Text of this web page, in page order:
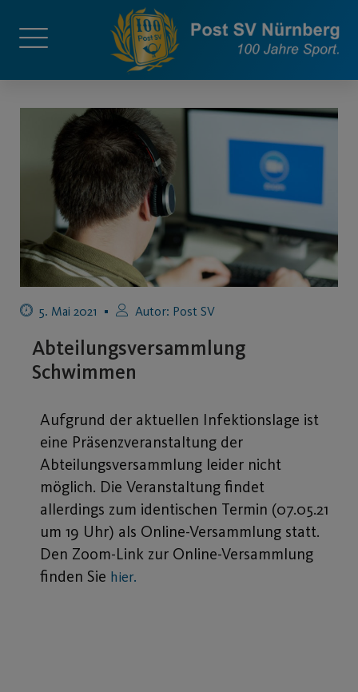
5. Mai 2021 Autor: Post SV
Abteilungsversammlung
Schwimmen
Aufgrund der aktuellen Infektionslage ist
eine Präsenzveranstaltung der
Abteilungsversammlung leider nicht
möglich. Die Veranstaltung findet
allerdings zum identischen Termin (07.05.21
um 19 Uhr) als Online-Versammlung statt.
Den Zoom-Link zur Online-Versammlung
finden Sie hier.